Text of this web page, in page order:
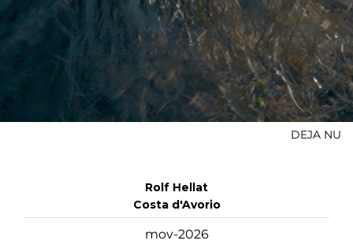
DEJA NU
Rolf Hellat
Costa d'Avorio
mov-2026